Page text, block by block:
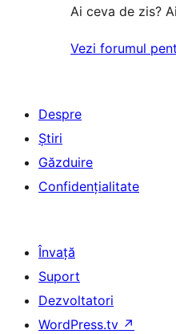
Ai ceva de zis?
Vezi forumul
Despre
Știri
Găzduire
Confidențialitate
Învață
Suport
Dezvoltatori
WordPress.tv ↗